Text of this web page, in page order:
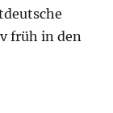
früh in den